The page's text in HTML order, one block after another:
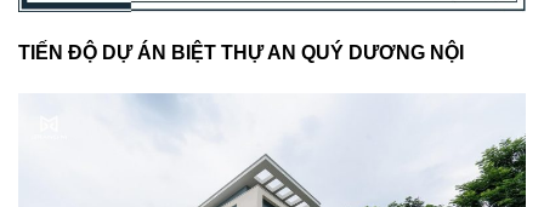
TIẾN ĐỘ DỰ ÁN BIỆT THỰ AN QUÝ DƯƠNG NỘI